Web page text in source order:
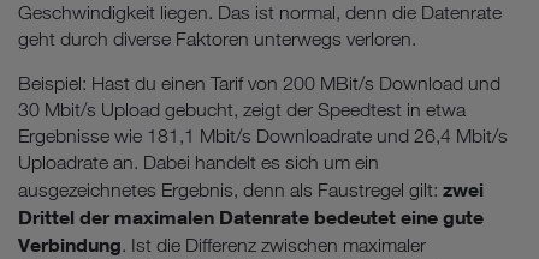
Geschwindigkeit liegen. Das ist normal, denn die Datenrate
geht durch diverse Faktoren unterwegs verloren.
Beispiel: Hast du einen Tarif von 200 MBit/s Download und
30 Mbit/s Upload gebucht, zeigt der Speedtest in etwa
Ergebnisse wie 181,1 Mbit/s Downloadrate und 26,4 Mbit/s
Uploadrate an. Dabei handelt es sich um ein
ausgezeichnetes Ergebnis, denn als Faustregel gilt: zwei
Drittel der maximalen Datenrate bedeutet eine gute
Verbindung. Ist die Differenz zwischen maximaler